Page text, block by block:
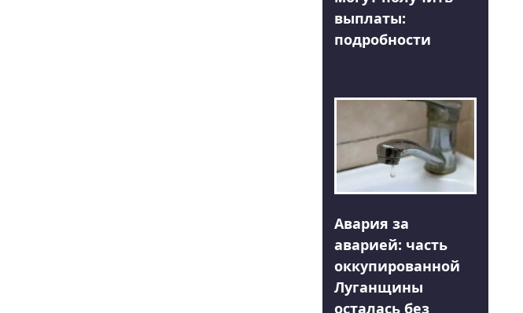
выплаты:
подробности
Авария за
аварией: часть
оккупированной
Луганщины
осталась без